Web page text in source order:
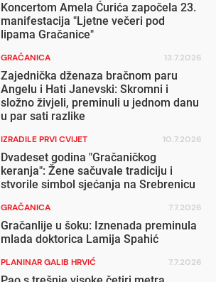
Koncertom Amela Ćurića započela 23.
manifestacija "Ljetne večeri pod
lipama Gračanice"
GRAČANICA 13.7.2026
Zajednička dženaza bračnom paru
Angelu i Hati Janevski: Skromni i
složno živjeli, preminuli u jednom danu
u par sati razlike
IZRADILE PRVI CVIJET 10.7.2026
Dvadeset godina "Gračaničkog
keranja": Žene sačuvale tradiciju i
stvorile simbol sjećanja na Srebrenicu
GRAČANICA 7.7.2026
Gračanlije u šoku: Iznenada preminula
mlada doktorica Lamija Spahić
PLANINAR GALIB HRVIĆ 7.7.2026